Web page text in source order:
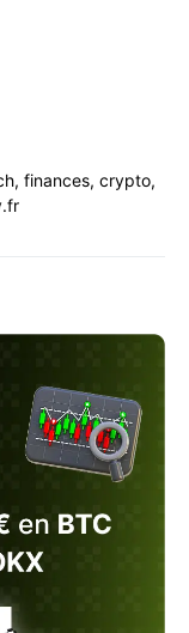
finances, crypto,